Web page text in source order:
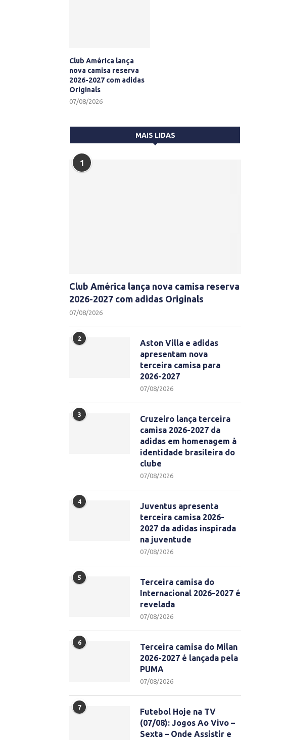
Club América lança
nova camisa reserva
2026-2027 com adidas
Originals
07/08/2026
MAIS LIDAS
1
Club América lança nova camisa reserva
2026-2027 com adidas Originals
07/08/2026
2
Aston Villa e adidas
apresentam nova
terceira camisa para
2026-2027
07/08/2026
3
Cruzeiro lança terceira
camisa 2026-2027 da
adidas em homenagem à
identidade brasileira do
clube
07/08/2026
4
Juventus apresenta
terceira camisa 2026-
2027 da adidas inspirada
na juventude
07/08/2026
5
Terceira camisa do
Internacional 2026-2027 é
revelada
07/08/2026
6
Terceira camisa do Milan
2026-2027 é lançada pela
PUMA
07/08/2026
7
Futebol Hoje na TV
(07/08): Jogos Ao Vivo –
Sexta – Onde Assistir e